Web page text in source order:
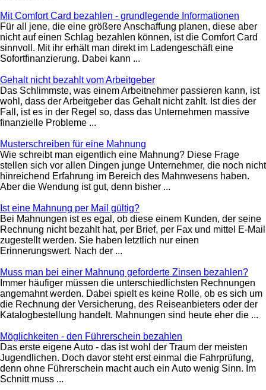
Mit Comfort Card bezahlen - grundlegende Informationen
Für all jene, die eine größere Anschaffung planen, diese aber
nicht auf einen Schlag bezahlen können, ist die Comfort Card
sinnvoll. Mit ihr erhält man direkt im Ladengeschäft eine
Sofortfinanzierung. Dabei kann ...
Gehalt nicht bezahlt vom Arbeitgeber
Das Schlimmste, was einem Arbeitnehmer passieren kann, ist
wohl, dass der Arbeitgeber das Gehalt nicht zahlt. Ist dies der
Fall, ist es in der Regel so, dass das Unternehmen massive
finanzielle Probleme ...
Musterschreiben für eine Mahnung
Wie schreibt man eigentlich eine Mahnung? Diese Frage
stellen sich vor allen Dingen junge Unternehmer, die noch nicht
hinreichend Erfahrung im Bereich des Mahnwesens haben.
Aber die Wendung ist gut, denn bisher ...
Ist eine Mahnung per Mail gültig?
Bei Mahnungen ist es egal, ob diese einem Kunden, der seine
Rechnung nicht bezahlt hat, per Brief, per Fax und mittel E-Mail
zugestellt werden. Sie haben letztlich nur einen
Erinnerungswert. Nach der ...
Muss man bei einer Mahnung geforderte Zinsen bezahlen?
Immer häufiger müssen die unterschiedlichsten Rechnungen
angemahnt werden. Dabei spielt es keine Rolle, ob es sich um
die Rechnung der Versicherung, des Reiseanbieters oder der
Katalogbestellung handelt. Mahnungen sind heute eher die ...
Möglichkeiten - den Führerschein bezahlen
Das erste eigene Auto - das ist wohl der Traum der meisten
Jugendlichen. Doch davor steht erst einmal die Fahrprüfung,
denn ohne Führerschein macht auch ein Auto wenig Sinn. Im
Schnitt muss ...